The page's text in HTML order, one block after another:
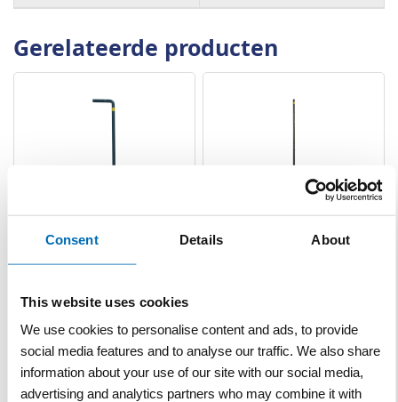
Consent Details About
This website uses cookies
We use cookies to personalise content and ads, to provide
social media features and to analyse our traffic. We also share
information about your use of our site with our social media,
advertising and analytics partners who may combine it with
Gerelateerde producten
Draadpen L-model Ø 16
mm
VERLANGLIJST
VERGELIJKEN
Artnr s1720 excl. btw
€ 10,95
Draadpen 80 cm Ø 16 mm
Artnr s1722 excl. btw
€ 13,90